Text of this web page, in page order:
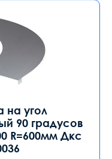
на угол
90 градусов
R=600мм Дкс